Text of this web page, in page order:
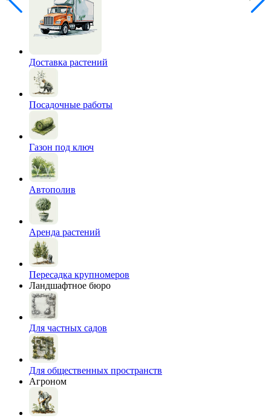
Доставка растений
Посадочные работы
Газон под ключ
Автополив
Аренда растений
Пересадка крупномеров
Ландшафтное бюро
Для частных садов
Для общественных пространств
Агроном